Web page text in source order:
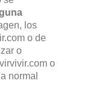
los
o de
o
o
normal